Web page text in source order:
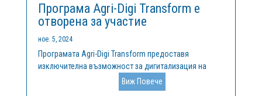
Програма Agri-Digi Transform е
отворена за участие
ное. 5, 2024
Програмата Agri-Digi Transform предоставя
изключителна възможност за дигитализация на
селското стопанство, като предлага достъп до
цифрови решения, адаптирани към специфичните
Виж Повече